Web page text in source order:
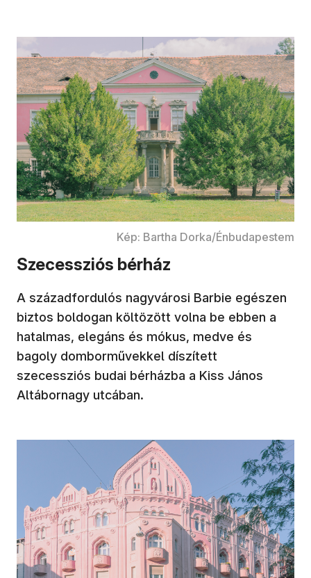
Kép: Bartha Dorka/Énbudapestem
Szecessziós bérház
A századfordulós nagyvárosi Barbie egészen
biztos boldogan költözött volna be ebben a
hatalmas, elegáns és mókus, medve és
bagoly domborművekkel díszített
szecessziós budai bérházba a Kiss János
Altábornagy utcában.